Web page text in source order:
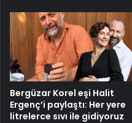
Bergüzar Korel eşi Halit
Ergenç’i paylaştı: Her yere
litrelerce sıvı ile gidiyoruz